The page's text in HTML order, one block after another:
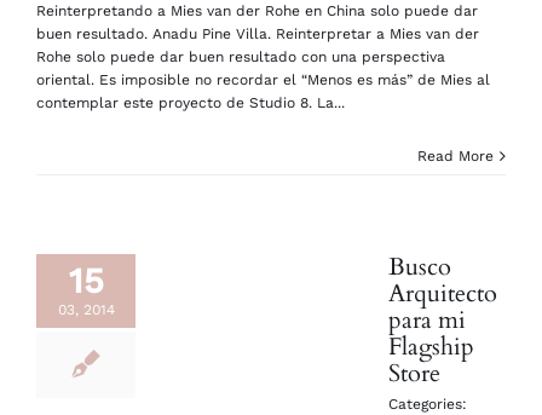
Reinterpretando a Mies van der Rohe en China solo puede dar
buen resultado. Anadu Pine Villa. Reinterpretar a Mies van der
Rohe solo puede dar buen resultado con una perspectiva
oriental. Es imposible no recordar el “Menos es más” de Mies al
contemplar este proyecto de Studio 8. La...
Read More
15
03, 2014
Busco
Arquitecto
para mi
Flagship
Store
Categories: